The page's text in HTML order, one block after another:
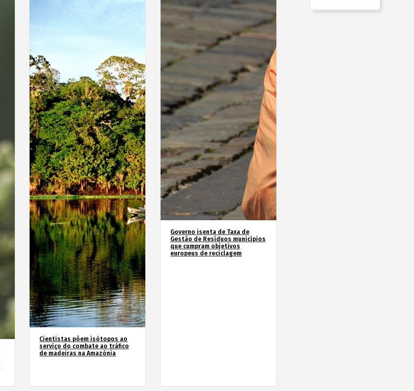
Cientistas põem isótopos ao
serviço do combate ao tráfico
de madeiras na Amazónia
Governo isenta de Taxa de
Gestão de Resíduos municípios
que cumpram objetivos
europeus de reciclagem